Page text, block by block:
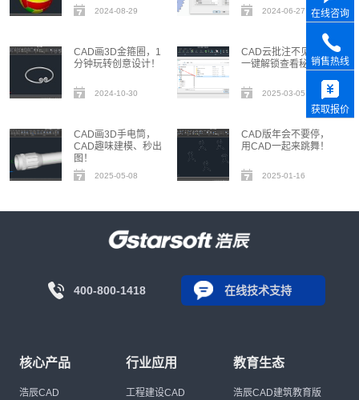
2024-08-29 2024-06-27
CAD画3D金箍圈，1
分钟玩转创意设计！
2024-10-30
CAD云批注不见了？
一键解锁查看秘籍！
2025-03-05
CAD画3D手电筒，
CAD趣味建模、秒出
图！
2025-05-08
CAD版年会不要停，
用CAD一起来跳舞！
2025-01-16
400-800-1418 在线技术支持
核心产品
浩辰CAD
行业应用
工程建设CAD
教育生态
浩辰CAD建筑教育版
在线咨询
销售热线
获取报价